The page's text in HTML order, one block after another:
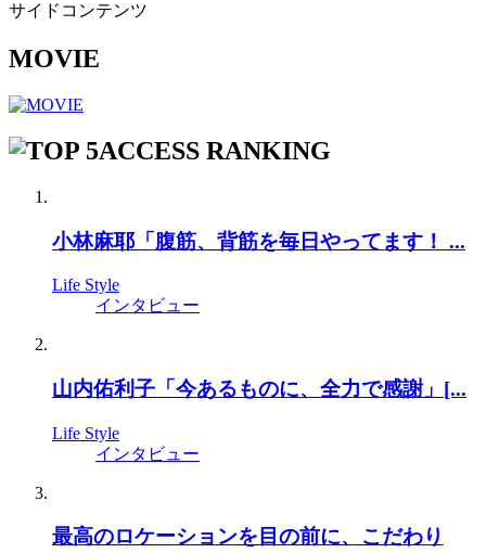
サイドコンテンツ
MOVIE
ACCESS RANKING
小林麻耶「腹筋、背筋を毎日やってます！ ...
Life Style
インタビュー
山内佑利子「今あるものに、全力で感謝」[...
Life Style
インタビュー
最高のロケーションを目の前に、こだわり